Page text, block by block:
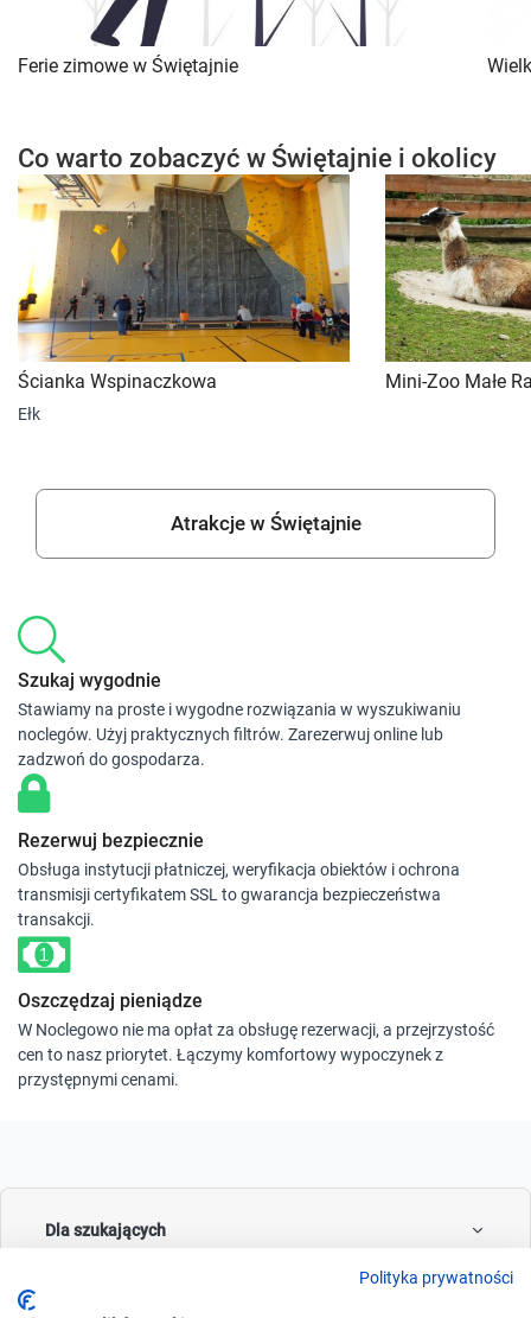
Ferie zimowe w Świętajnie
Co warto zobaczyć w Świętajnie i okolicy
Ścianka Wspinaczkowa
Ełk
Mini-Zoo Małe
Atrakcje w Świętajnie
Szukaj wygodnie
Stawiamy na proste i wygodne rozwiązania w wyszukiwaniu
noclegów. Użyj praktycznych filtrów. Zarezerwuj online lub
zadzwoń do gospodarza.
Rezerwuj bezpiecznie
Obsługa instytucji płatniczej, weryfikacja obiektów i ochrona
transmisji certyfikatem SSL to gwarancja bezpieczeństwa
transakcji.
Oszczędzaj pieniądze
W Noclegowo nie ma opłat za obsługę rezerwacji, a przejrzystość
cen to nasz priorytet. Łączymy komfortowy wypoczynek z
przystępnymi cenami.
Dla szukających
Polityka prywatności